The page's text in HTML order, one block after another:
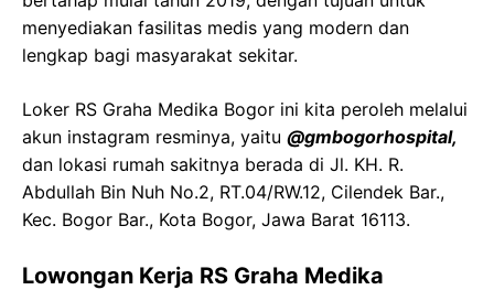
menyediakan fasilitas medis yang modern dan
lengkap bagi masyarakat sekitar.
Loker RS Graha Medika Bogor ini kita peroleh melalui
akun instagram resminya, yaitu @gmbogorhospital,
dan lokasi rumah sakitnya berada di Jl. KH. R.
Abdullah Bin Nuh No.2, RT.04/RW.12, Cilendek Bar.,
Kec. Bogor Bar., Kota Bogor, Jawa Barat 16113.
Lowongan Kerja RS Graha Medika